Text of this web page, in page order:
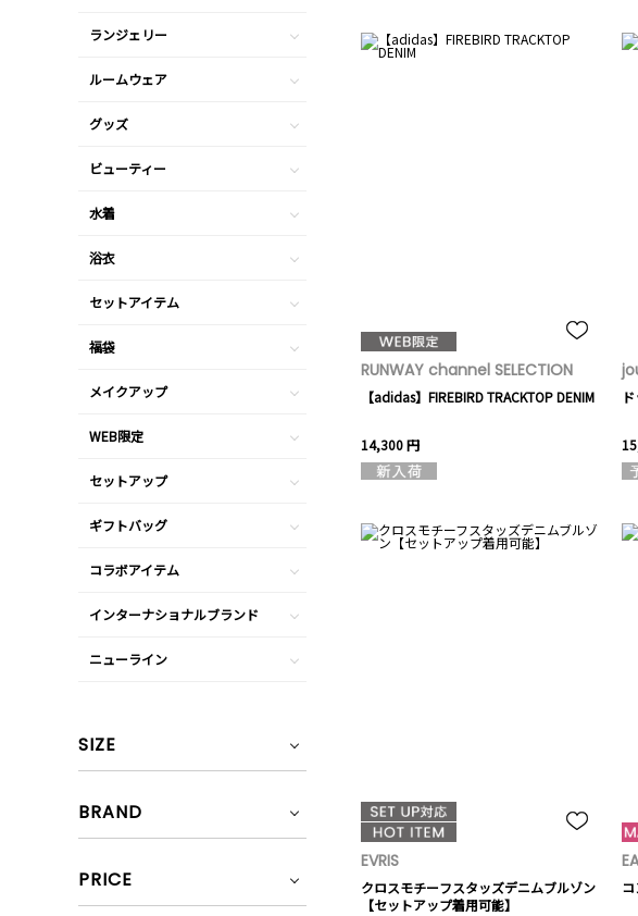
RUNWAY channel SELECTION
【adidas】FIREBIRD TRACKTOP DENIM
14,300 円
EVRIS
クロスモチーフスタッズデニムブルゾン
【セットアップ着用可能】
ランジェリー
ルームウェア
グッズ
ビューティー
水着
浴衣
セットアイテム
福袋
メイクアップ
WEB限定
セットアップ
ギフトバッグ
コラボアイテム
インターナショナルブランド
ニューライン
SIZE
BRAND
PRICE